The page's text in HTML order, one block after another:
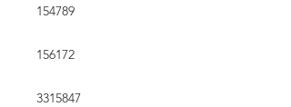
154789
156172
3315847